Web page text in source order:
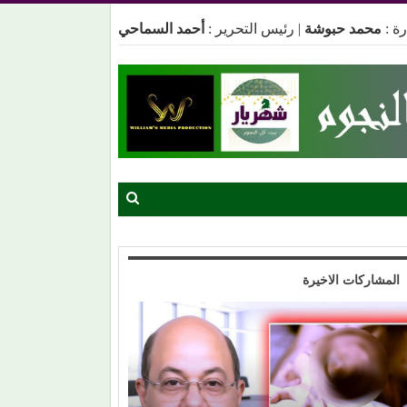
: محمد حبوشة | رئيس التحرير : أحمد السماحي
المشاركات الاخيرة